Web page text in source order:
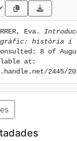
Eva.
història i
8 of
at:
2445/